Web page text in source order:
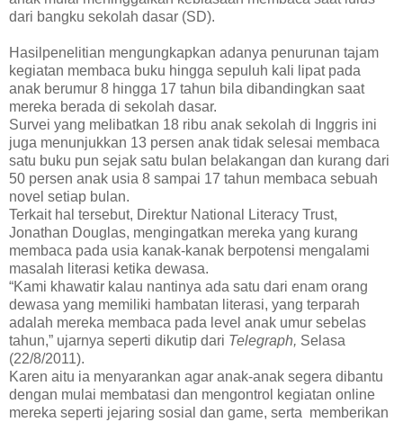
dari bangku sekolah dasar (SD).
Hasilpenelitian mengungkapkan adanya penurunan tajam
kegiatan membaca buku hingga sepuluh kali lipat pada
anak berumur 8 hingga 17 tahun bila dibandingkan saat
mereka berada di sekolah dasar.
Survei yang melibatkan 18 ribu anak sekolah di Inggris ini
juga menunjukkan 13 persen anak tidak selesai membaca
satu buku pun sejak satu bulan belakangan dan kurang dari
50 persen anak usia 8 sampai 17 tahun membaca sebuah
novel setiap bulan.
Terkait hal tersebut, Direktur National Literacy Trust,
Jonathan Douglas, mengingatkan mereka yang kurang
membaca pada usia kanak-kanak berpotensi mengalami
masalah literasi ketika dewasa.
“Kami khawatir kalau nantinya ada satu dari enam orang
dewasa yang memiliki hambatan literasi, yang terparah
adalah mereka membaca pada level anak umur sebelas
tahun,” ujarnya seperti dikutip dari Telegraph, Selasa
(22/8/2011).
Karen aitu ia menyarankan agar anak-anak segera dibantu
dengan mulai membatasi dan mengontrol kegiatan online
mereka seperti jejaring sosial dan game, serta memberikan